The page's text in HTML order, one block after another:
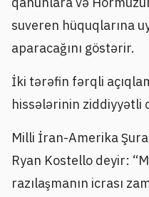
suveren hüquqlarına
aparacağını göstərir.
İki tərəfin fərqli
hissələrinin ziddiyyətli
Milli İran-Amerika
Ryan Kostello deyir:
razılaşmanın icrası